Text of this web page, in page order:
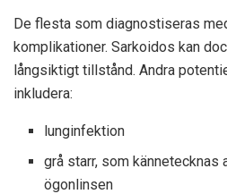
De flesta som diagnostiseras
komplikationer. Sarkoidos kan
långsiktigt tillstånd. Andra
inkludera:
lunginfektion
grå starr, som kännetecknas
ögonlinsen